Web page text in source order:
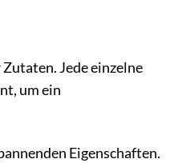
Jede einzelne
um ein
Eigenschaften.